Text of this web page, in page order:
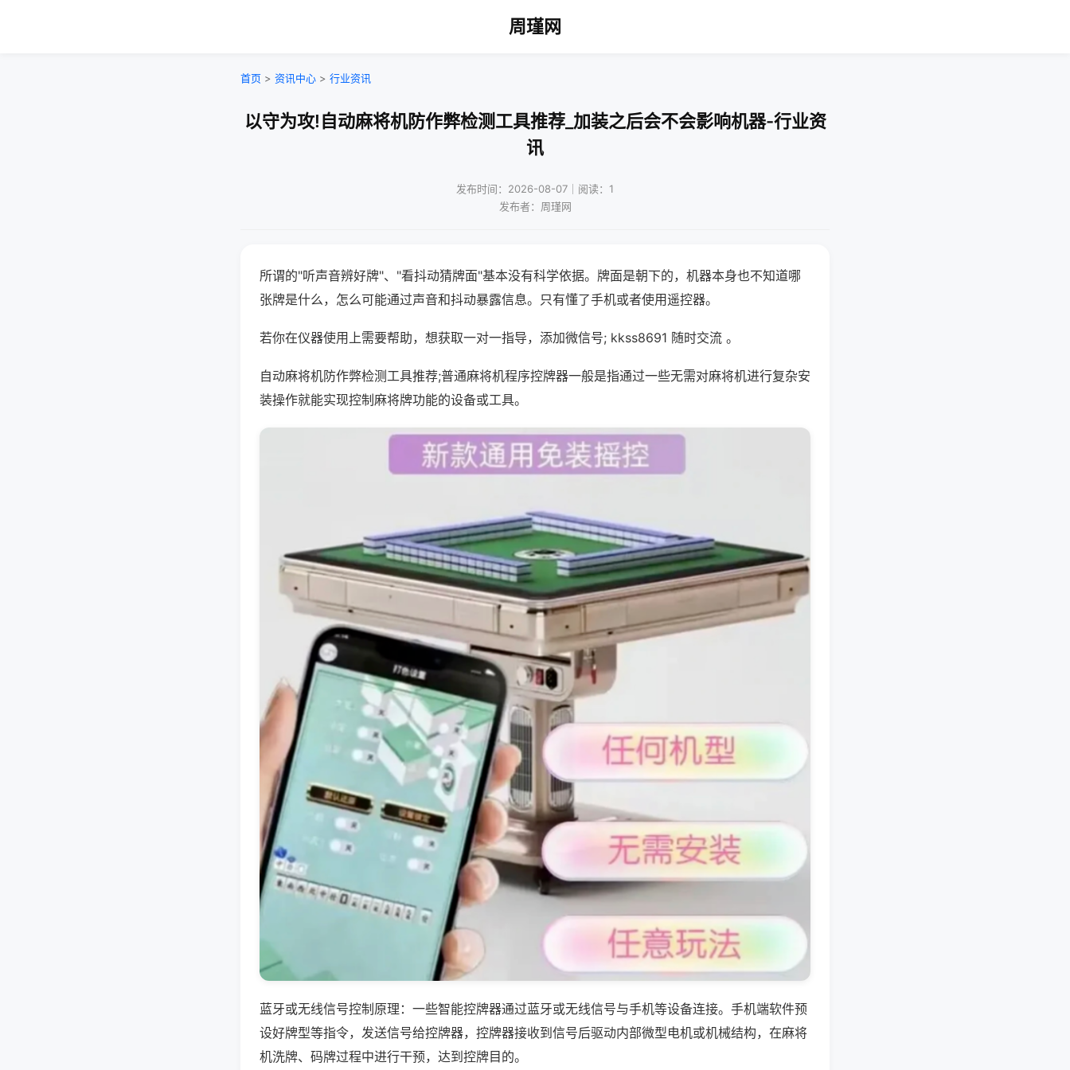
周瑾网
首页 > 资讯中心 > 行业资讯
以守为攻!自动麻将机防作弊检测工具推荐_加装之后会不会影响机器-行业资
讯
发布时间：2026-08-07｜阅读：1
发布者：周瑾网
所谓的"听声音辨好牌"、"看抖动猜牌面"基本没有科学依据。牌面是朝下的，机器本身也不知道哪
张牌是什么，怎么可能通过声音和抖动暴露信息。只有懂了手机或者使用遥控器。
若你在仪器使用上需要帮助，想获取一对一指导，添加微信号; kkss8691 随时交流 。
自动麻将机防作弊检测工具推荐;普通麻将机程序控牌器一般是指通过一些无需对麻将机进行复杂安
装操作就能实现控制麻将牌功能的设备或工具。
蓝牙或无线信号控制原理：一些智能控牌器通过蓝牙或无线信号与手机等设备连接。手机端软件预
设好牌型等指令，发送信号给控牌器，控牌器接收到信号后驱动内部微型电机或机械结构，在麻将
机洗牌、码牌过程中进行干预，达到控牌目的。